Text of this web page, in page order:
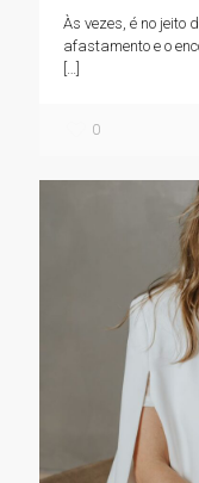
Às vezes, é no jeito
afastamento e o
0